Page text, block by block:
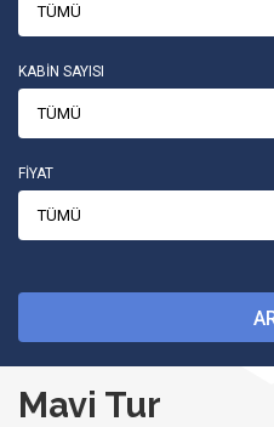
TÜMÜ
KABİN SAYISI
TÜMÜ
FİYAT
TÜMÜ
Mavi Tur